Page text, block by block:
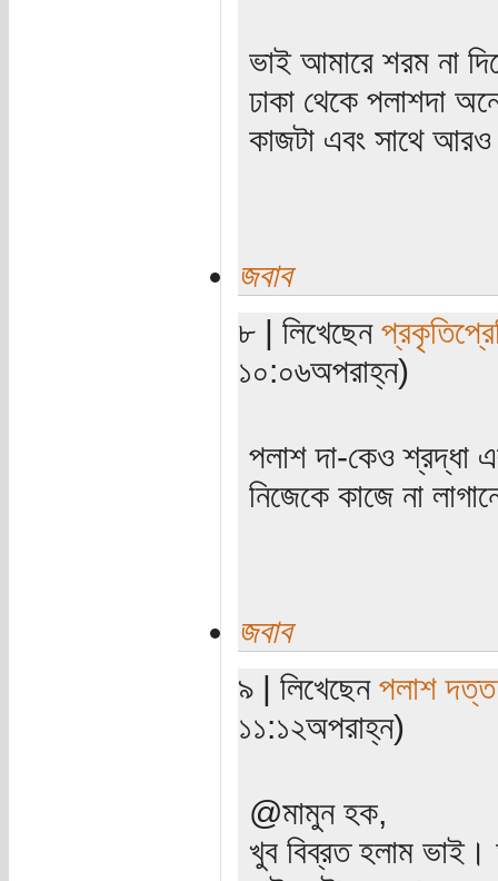
ভাই আমারে শরম না
ঢাকা থেকে পলাশদা
কাজটা এবং সাথে
জবাব
৮ | লিখেছেন
১০:০৬অপরাহ্ন)
পলাশ দা-কেও শ্রদ্ধা
নিজেকে কাজে না
জবাব
৯ | লিখেছেন পলাশ দত্ত
১১:১২অপরাহ্ন)
@মামুন হক,
খুব বিব্রত হলাম ভাই।